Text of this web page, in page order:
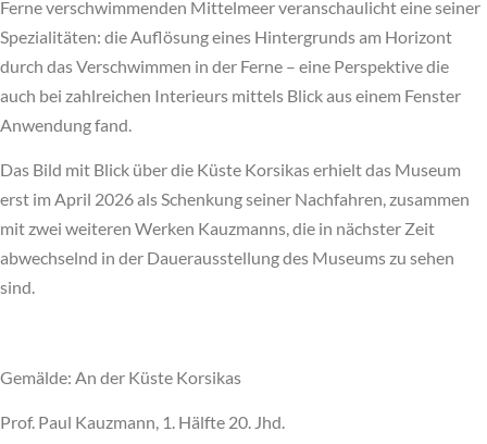
Ferne verschwimmenden Mittelmeer veranschaulicht eine seiner
Spezialitäten: die Auflösung eines Hintergrunds am Horizont
durch das Verschwimmen in der Ferne – eine Perspektive die
auch bei zahlreichen Interieurs mittels Blick aus einem Fenster
Anwendung fand.
Das Bild mit Blick über die Küste Korsikas erhielt das Museum
erst im April 2026 als Schenkung seiner Nachfahren, zusammen
mit zwei weiteren Werken Kauzmanns, die in nächster Zeit
abwechselnd in der Dauerausstellung des Museums zu sehen
sind.
Gemälde: An der Küste Korsikas
Prof. Paul Kauzmann, 1. Hälfte 20. Jhd.